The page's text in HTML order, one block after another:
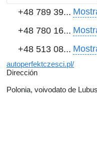
+48 789 39...
+48 780 16...
+48 513 08...
autoperfektczesci.pl/
Dirección
Polonia, voivodato de